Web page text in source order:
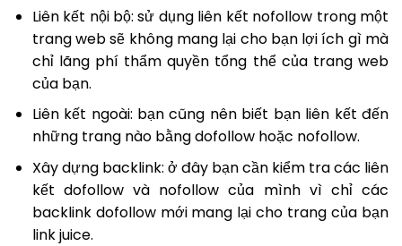
Liên kết nội bộ: sử dụng liên kết nofollow trong một
trang web sẽ không mang lại cho bạn lợi ích gì mà
chỉ lãng phí thẩm quyền tổng thể của trang web
của bạn.
Liên kết ngoài: bạn cũng nên biết bạn liên kết đến
những trang nào bằng dofollow hoặc nofollow.
Xây dựng backlink: ở đây bạn cần kiểm tra các liên
kết dofollow và nofollow của mình vì chỉ các
backlink dofollow mới mang lại cho trang của bạn
link juice.